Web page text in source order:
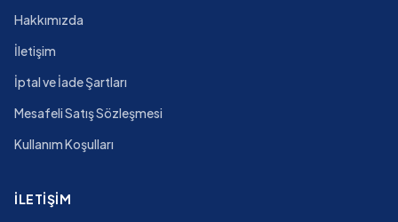
Hakkımızda
İletişim
İptal ve İade Şartları
Mesafeli Satış Sözleşmesi
Kullanım Koşulları
İLETIŞIM